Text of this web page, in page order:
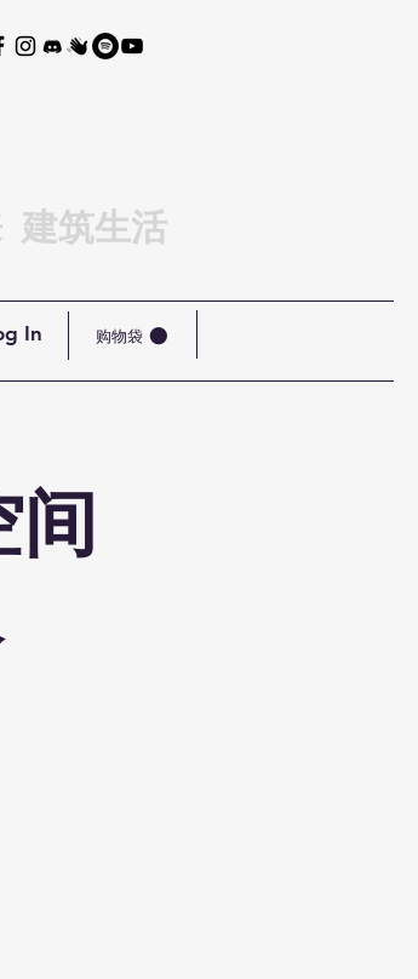
建筑生活
In 购物袋